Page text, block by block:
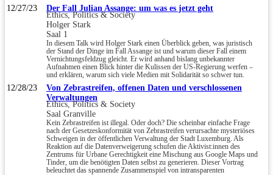
12/27/23 Der Fall Julian Assange: um was es jetzt geht
Ethics, Politics & Society
Holger Stark
Saal 1
In diesem Talk wird Holger Stark einen Überblick geben, was juristisch
der Stand der Dinge im Fall Assange ist und warum dieser Fall einem
Vernichtungsfeldzug gleicht. Er wird anhand bislang unbekannter
Aufnahmen einen Blick hinter die Kulissen der US-Regierung werfen –
und erklären, warum sich viele Medien mit Solidarität so schwer tun.
12/28/23
Von Zebrastreifen, offenen Daten und verschlossenen
Verwaltungen
Ethics, Politics & Society
Saal Granville
Kein Zebrastreifen ist illegal. Oder doch? Die scheinbar einfache Frage
nach der Gesetzeskonformität von Zebrastreifen verursachte mysteriöses
Schweigen in der öffentlichen Verwaltung der Stadt Luxemburg. Als
Reaktion auf die Datenverweigerung schufen die Aktivist:innen des
Zentrums für Urbane Gerechtigkeit eine Mischung aus Google Maps und
Tinder, um die benötigten Daten selbst zu generieren. Dieser Vortrag
beleuchtet das spannende Zusammenspiel von intransparenten